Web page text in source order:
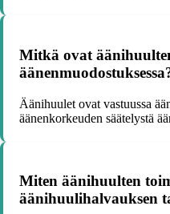
Mitkä ovat
Äänihuulet ovat vastuussa
äänenkorkeuden säätelystä
Miten äänihuulten
äänihuulihalvauksen